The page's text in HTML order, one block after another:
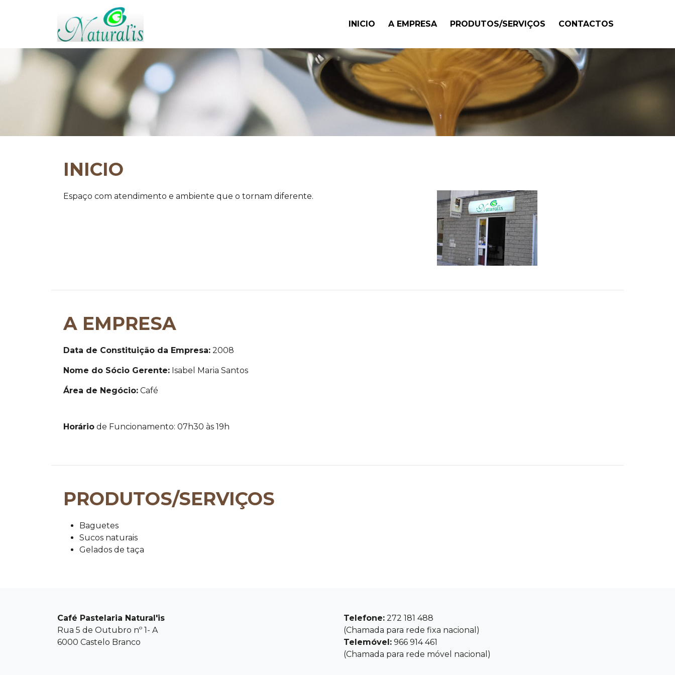
INICIO A EMPRESA PRODUTOS/SERVIÇOS CONTACTOS
INICIO
Espaço com atendimento e ambiente que o tornam diferente.
A EMPRESA
Data de Constituição da Empresa: 2008
Nome do Sócio Gerente: Isabel Maria Santos
Área de Negócio: Café
Horário de Funcionamento: 07h30 às 19h
PRODUTOS/SERVIÇOS
Baguetes
Sucos naturais
Gelados de taça
Café Pastelaria Natural'is
Rua 5 de Outubro nº 1- A
6000 Castelo Branco
Telefone: 272 181 488
(Chamada para rede fixa nacional)
Telemóvel: 966 914 461
(Chamada para rede móvel nacional)